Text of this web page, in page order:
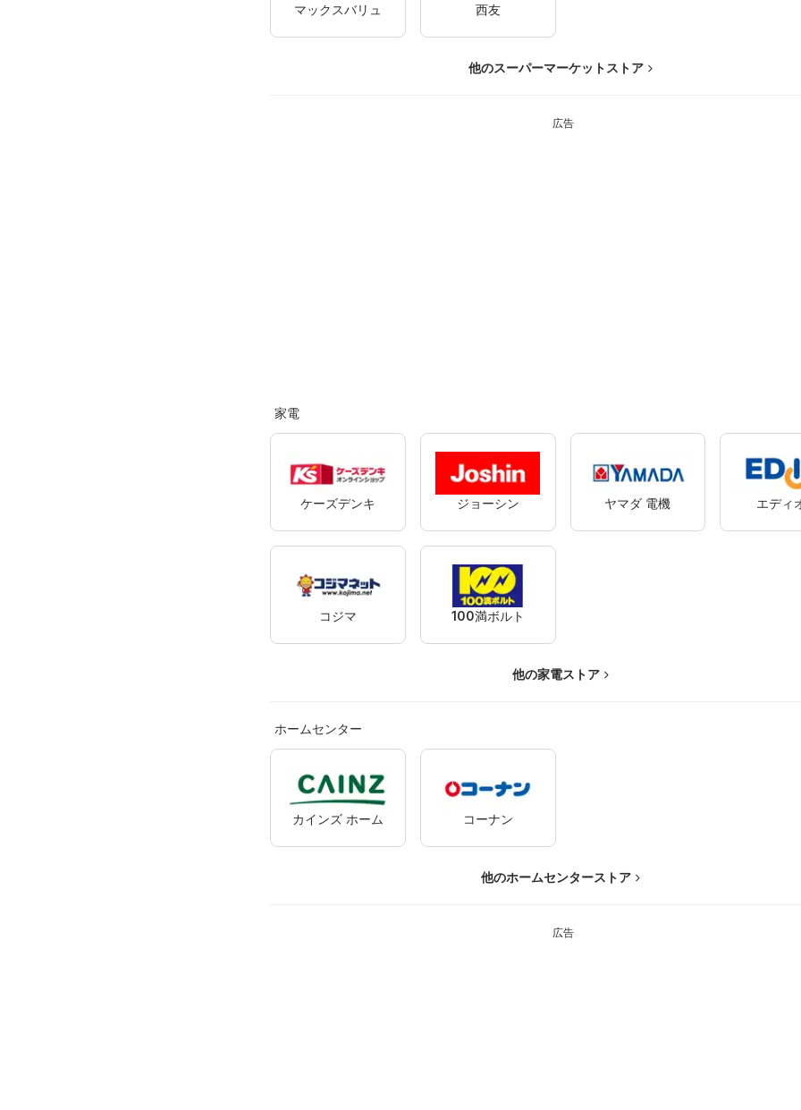
マックスバリュ 西友
他のスーパーマーケットストア
広告
家電
ケーズデンキ ジョーシン ヤマダ 電機 エディ
コジマ 100満ボルト
他の家電ストア
ホームセンター
カインズ ホーム コーナン
他のホームセンターストア
広告